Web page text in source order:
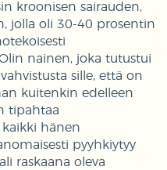
kroonisen sairauden,
jolla oli 30-40 prosentin
nainen, joka tutustui
sille, että on
kuitenkin edelleen
tipahtaa
kaikki hänen
pyyhkiytyy
raskaana oleva